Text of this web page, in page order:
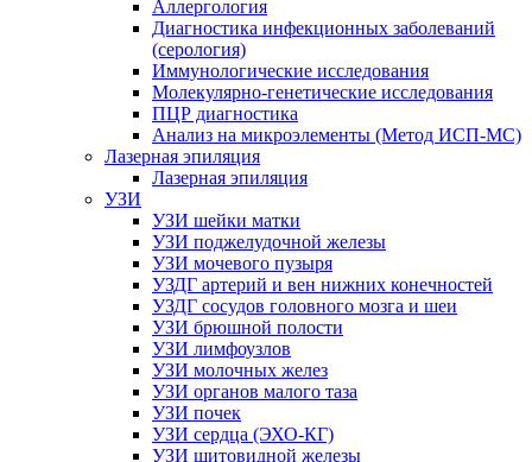
Аллергология
Диагностика инфекционных заболеваний
(серология)
Иммунологические исследования
Молекулярно-генетические исследования
ПЦР диагностика
Анализ на микроэлементы (Метод ИСП-МС)
Лазерная эпиляция
Лазерная эпиляция
УЗИ
УЗИ шейки матки
УЗИ поджелудочной железы
УЗИ мочевого пузыря
УЗДГ артерий и вен нижних конечностей
УЗДГ сосудов головного мозга и шеи
УЗИ брюшной полости
УЗИ лимфоузлов
УЗИ молочных желез
УЗИ органов малого таза
УЗИ почек
УЗИ сердца (ЭХО-КГ)
УЗИ щитовидной железы